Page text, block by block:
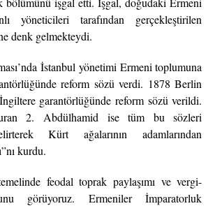
yöneticileri tarafından gerçekleştirilen
denk gelmekteydi.
İstanbul yönetimi Ermeni toplumuna
reform sözü verdi. 1878 Berlin
garantörlüğünde reform sözü verildi.
2. Abdülhamid ise tüm bu sözleri
Kürt ağalarının adamlarından
kurdu.
feodal toprak paylaşımı ve vergi-
görüyoruz. Ermeniler İmparatorluk